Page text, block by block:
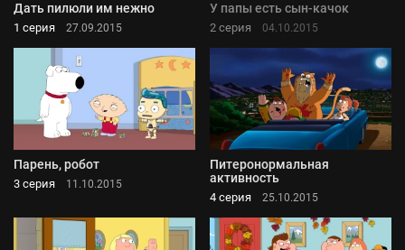
Дать пилюли им нежно
1 серия 27.09.2015
У папы есть сын-качок
2 серия 04.10.2015
Парень, робот
3 серия 11.10.2015
Питеронормальная
активность
4 серия 25.10.2015